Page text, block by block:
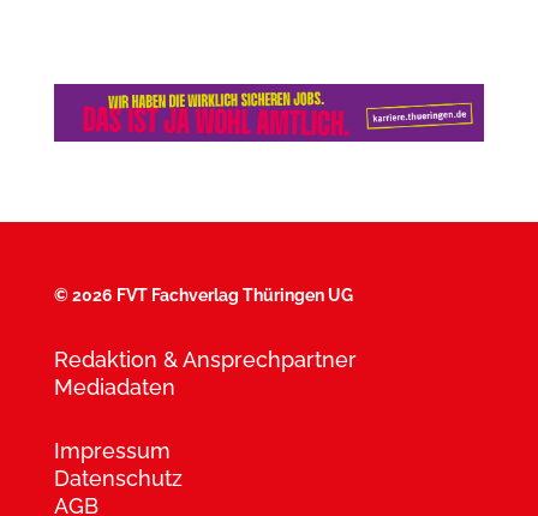
©2026 FVT Fachverlag Thüringen UG
Redaktion & Ansprechpartner
Mediadaten
Impressum
Datenschutz
AGB